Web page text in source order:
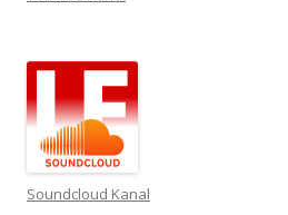
Soundcloud Kanal